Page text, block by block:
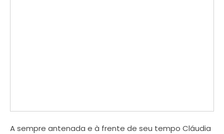
A sempre antenada e à frente de seu tempo Cláudia